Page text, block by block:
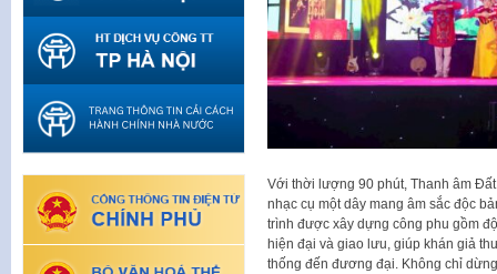
Với thời lượng 90 phút, Thanh âm
nhạc cụ một dây mang âm sắc độc
trình được xây dựng công phu gồm
hiện đại và giao lưu, giúp khán giả
thống đến đương đại. Không chỉ